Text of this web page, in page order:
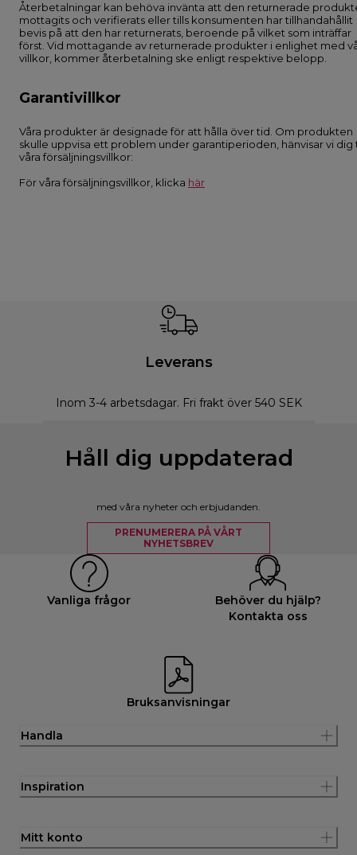
Återbetalningar kan behöva invänta att den returnerade
mottagits och verifierats eller tills konsumenten har tillhandahållit
bevis på att den har returnerats, beroende på vilket som inträffar
först. Vid mottagande av returnerade produkter i enlighet med
villkor, kommer återbetalning ske enligt respektive belopp.
Garantivillkor
Våra produkter är designade för att hålla över tid. Om produkten
skulle uppvisa ett problem under garantiperioden, hänvisar vi dig
våra försäljningsvillkor:
För våra försäljningsvillkor, klicka här
Leverans
Inom 3-4 arbetsdagar. Fri frakt över 540 SEK
Håll dig uppdaterad
med våra nyheter och erbjudanden.
PRENUMERERA PÅ VÅRT
NYHETSBREV
Vanliga frågor
Behöver du hjälp?
Kontakta oss
Bruksanvisningar
Handla
Inspiration
Mitt konto